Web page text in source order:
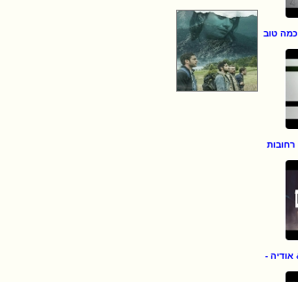
טוב
אודיה -